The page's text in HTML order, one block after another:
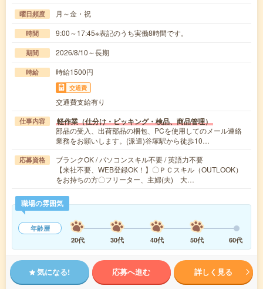
曜日頻度 月～金・祝
時間 9:00～17:45※表記のうち実働8時間です。
期間 2026/8/10～長期
時給 時給1500円
交通費
交通費支給有り
仕事内容 軽作業（仕分け・ピッキング・検品、商品管理）
部品の受入、出荷部品の梱包、PCを使用してのメール連絡
業務をお願いします。(派遣)谷塚駅から徒歩10…
応募資格
ブランクOK / パソコンスキル不要 / 英語力不要
【来社不要、WEB登録OK！】〇ＰＣスキル（OUTLOOK）
をお持ちの方〇フリーター、主婦(夫) 大…
職場の雰囲気
年齢層
20代
30代 40代 50代 60代
気になる! 応募へ進む 詳しく見る